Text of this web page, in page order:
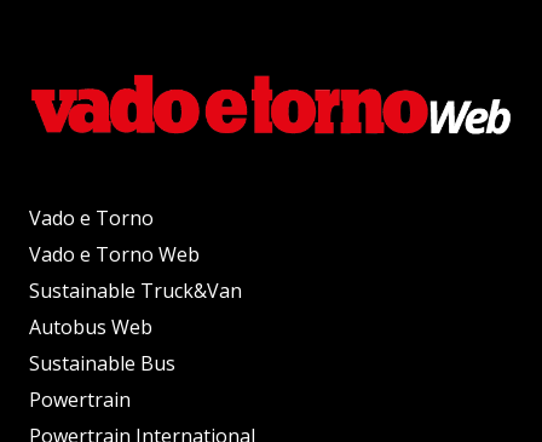
Vado e Torno
Vado e Torno Web
Sustainable Truck&Van
Autobus Web
Sustainable Bus
Powertrain
Powertrain International